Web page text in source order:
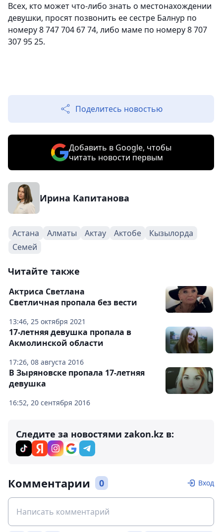
Всех, кто может что-либо знать о местонахождении
девушки, просят позвонить ее сестре Балнур по
номеру 8 747 704 67 74, либо маме по номеру 8 707
307 95 25.
Поделитесь новостью
Добавить в Google, чтобы
читать новости первым
Ирина Капитанова
Астана Алматы Актау Актобе
Кызылорда
Семей
Читайте также
13:46, 25 октября 2021
Актриса Светлана
Светличная пропала без вести
17:26, 08 августа 2016
17-летняя девушка пропала в
Акмолинской области
16:52, 20 сентября 2016
В Зыряновске пропала 17-летняя
девушка
Следите за новостями zakon.kz в:
Комментарии 0 Вход